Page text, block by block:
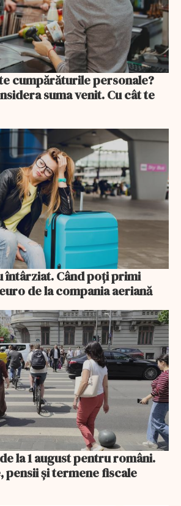
cumpărăturile personale?
suma venit. Cu cât te
întârziat. Când poți primi
de la compania aeriană
la 1 august pentru români.
pensii și termene fiscale